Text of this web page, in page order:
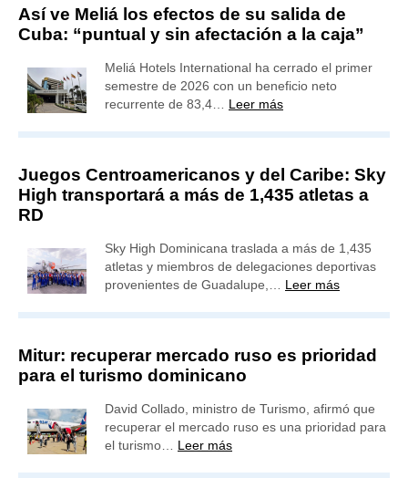
Así ve Meliá los efectos de su salida de
Cuba: “puntual y sin afectación a la caja”
Meliá Hotels International ha cerrado el primer
semestre de 2026 con un beneficio neto
recurrente de 83,4… Leer más
Juegos Centroamericanos y del Caribe: Sky
High transportará a más de 1,435 atletas a
RD
Sky High Dominicana traslada a más de 1,435
atletas y miembros de delegaciones deportivas
provenientes de Guadalupe,… Leer más
Mitur: recuperar mercado ruso es prioridad
para el turismo dominicano
David Collado, ministro de Turismo, afirmó que
recuperar el mercado ruso es una prioridad para
el turismo… Leer más